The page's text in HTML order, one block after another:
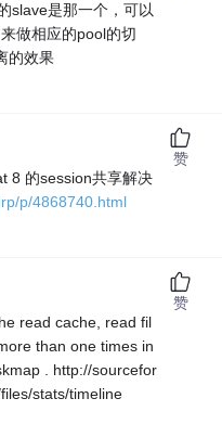
slave是那一个，可以
做相应的pool的切
的效果
8 的session共享解决
p/4868740.html
赞
read cache, read fil
than one times in
. http://sourcefor
stats/timeline
赞